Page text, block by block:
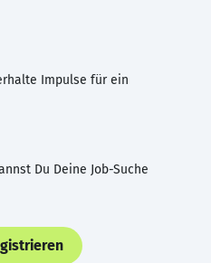
Impulse für ein
Du Deine Job-Suche